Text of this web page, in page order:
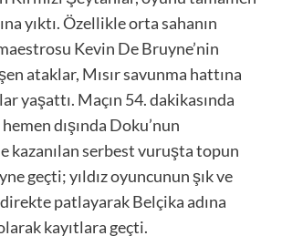
yıktı. Özellikle orta sahanın
Kevin De Bruyne’nin
ataklar, Mısır savunma hattına
yaşattı. Maçın 54. dakikasında
hemen dışında Doku’nun
kazanılan serbest vuruşta topun
geçti; yıldız oyuncunun şık ve
patlayarak Belçika adına
kayıtlara geçti.